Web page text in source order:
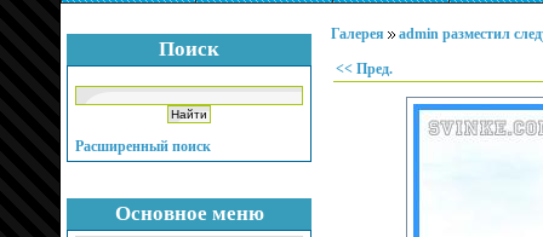
Поиск
Расширенный поиск
Основное меню
Галерея admin разместил
<< Пред.